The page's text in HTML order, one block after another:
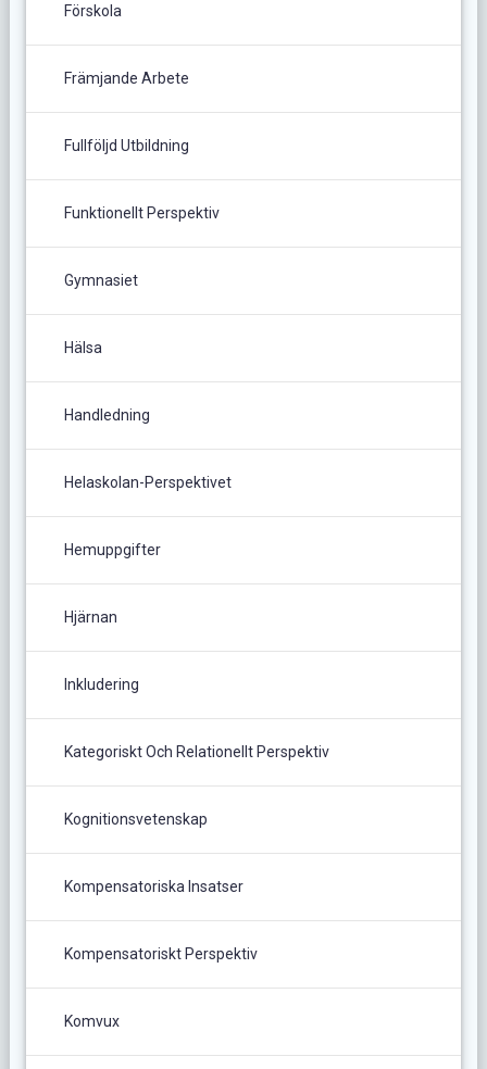
Förskola
Främjande Arbete
Fullföljd Utbildning
Funktionellt Perspektiv
Gymnasiet
Hälsa
Handledning
Helaskolan-Perspektivet
Hemuppgifter
Hjärnan
Inkludering
Kategoriskt Och Relationellt Perspektiv
Kognitionsvetenskap
Kompensatoriska Insatser
Kompensatoriskt Perspektiv
Komvux